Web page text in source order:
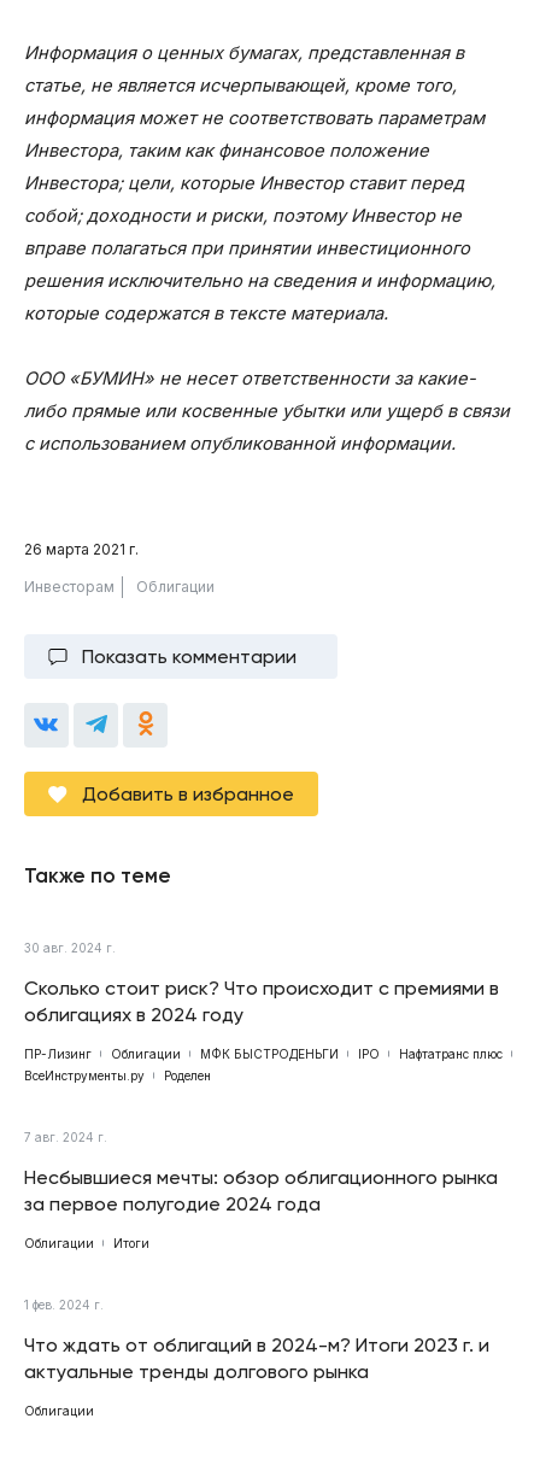
Информация о ценных бумагах, представленная в
статье, не является исчерпывающей, кроме того,
информация может не соответствовать параметрам
Инвестора, таким как финансовое положение
Инвестора; цели, которые Инвестор ставит перед
собой; доходности и риски, поэтому Инвестор не
вправе полагаться при принятии инвестиционного
решения исключительно на сведения и информацию,
которые содержатся в тексте материала.
ООО «БУМИН» не несет ответственности за какие-
либо прямые или косвенные убытки или ущерб в связи
с использованием опубликованной информации.
26 марта 2021 г.
Инвесторам Облигации
Показать комментарии
Добавить в избранное
Также по теме
30 авг. 2024 г.
Сколько стоит риск? Что происходит с премиями в
облигациях в 2024 году
ПР-Лизинг Облигации МФК БЫСТРОДЕНЬГИ IPO
Нафтатранс плюс
ВсеИнструменты.ру
Роделен
7 авг. 2024 г.
Несбывшиеся мечты: обзор облигационного рынка
за первое полугодие 2024 года
Облигации Итоги
1 фев. 2024 г.
Что ждать от облигаций в 2024-м? Итоги 2023 г. и
актуальные тренды долгового рынка
Облигации